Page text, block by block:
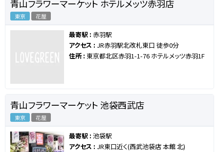
青山フラワーマーケット ホテルメッツ赤羽店
東京 花屋
最寄駅 : 赤羽駅
アクセス : JR赤羽駅北改札東口 徒歩0分
住所 : 東京都北区赤羽1-1-76 ホテルメッツ赤羽1F
青山フラワーマーケット 池袋西武店
東京 花屋
最寄駅 : 池袋駅
アクセス : JR東口近く(西武池袋店 本館 北)